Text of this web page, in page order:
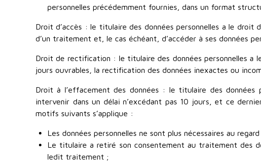
personnelles précédemment fournies, dans un format
Droit d’accès : le titulaire des données personnelles a le droit
d’un traitement et, le cas échéant, d’accéder à ses données
Droit de rectification : le titulaire des données personnelles a
jours ouvrables, la rectification des données inexactes ou
Droit à l’effacement des données : le titulaire des données
intervenir dans un délai n’excédant pas 10 jours, et ce
motifs suivants s’applique :
Les données personnelles ne sont plus nécessaires au
Le titulaire a retiré son consentement au traitement des
ledit traitement ;